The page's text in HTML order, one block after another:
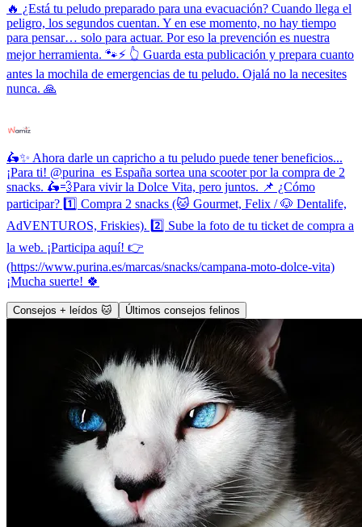
🔥 ¿Está tu peludo preparado para una evacuación? Cuando llega el
peligro, los segundos cuentan. Y en ese momento, no hay tiempo
para pensar… solo para actuar. Por eso la prevención es nuestra
mejor herramienta. 🐾⚡ 👆 Guarda esta publicación y prepara cuanto
antes la mochila de emergencias de tu peludo. Ojalá no la necesites
nunca. 🙏
🛵✨ Ahora darle un capricho a tu peludo puede tener beneficios...
¡Para ti! @purina_es España sortea una scooter por la compra de 2
snacks. 🛵💨Para vivir la Dolce Vita, pero juntos. 📌 ¿Cómo
participar? 1️⃣ Compra 2 snacks (🐱 Gourmet, Felix / 🐶 Dentalife,
AdVENTUROS, Friskies). 2️⃣ Sube la foto de tu ticket de compra a
la web. ¡Participa aquí! 👉
(https://www.purina.es/marcas/snacks/campana-moto-dolce-vita)
¡Mucha suerte! 🍀
Consejos + leídos 🐱 Últimos consejos felinos